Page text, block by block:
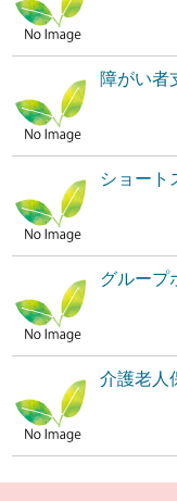
障がい者
ショート
グループ
介護老人